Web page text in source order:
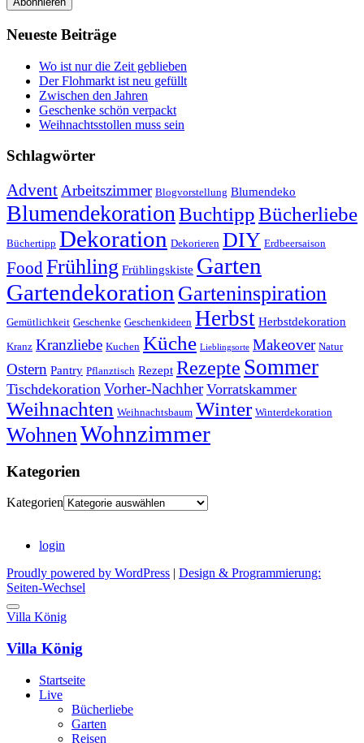
Neueste Beiträge
Wo ist nur die Zeit geblieben
Der Flohmarkt ist neu gefüllt
Zwischen den Jahren
Geschenke schön verpackt
Weihnachtsstollen muss sein
Schlagwörter
Advent Arbeitszimmer Blogvorstellung Blumendeko
Blumendekoration BuchtippBücherliebe
Büchertipp Dekoration Dekorieren DIY Erdbeersaison
FoodFrühling Frühlingskiste Garten
Gartendekoration Garteninspiration
Gemütlichkeit Geschenke Geschenkideen Herbst Herbstdekoration
Kranz Kranzliebe Kuchen Küche Lieblingsorte Makeover Natur
Ostern Pantry Pflanztisch Rezept Rezepte Sommer
Tischdekoration Vorher-Nachher Vorratskammer
Weihnachten Weihnachtsbaum Winter Winterdekoration
WohnenWohnzimmer
Kategorien
Kategorien
login
Proudly powered by WordPress
Design & Programmierung:
Seiten-Wechsel
Villa König
Villa König
Startseite
Live
Bücherliebe
Garten
Reisen